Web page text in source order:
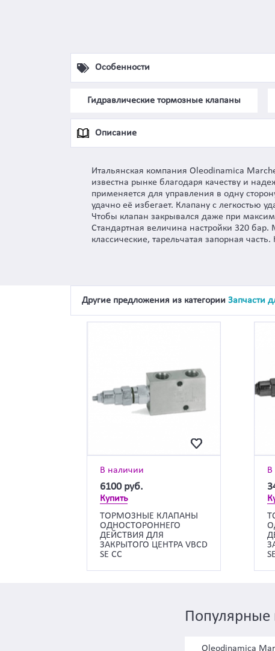
Особенности
Гидравлические тормозные клапаны
Описание
Итальянская компания Oleodinamica
известна рынке благодаря качеству и
применяется для управления в одну
удачно её избегает. Клапану с легкостью
Чтобы клапан закрывался даже при
Стандартная величина настройки 320
классические, тарельчатая запорная
Другие предложения из категории Запчасти
В наличии
6100 руб.
Купить
ТОРМОЗНЫЕ КЛАПАНЫ
ОДНОСТОРОННЕГО
ДЕЙСТВИЯ ДЛЯ
ЗАКРЫТОГО ЦЕНТРА VBCD
SE CC
В
Популярные
Oleodinamica